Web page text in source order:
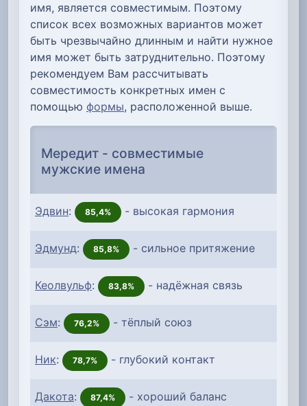
имя, является совместимым. Поэтому
список всех возможных вариантов может
быть чрезвычайно длинным и найти нужное
имя может быть затруднительно. Поэтому
рекомендуем Вам рассчитывать
совместимость конкретных имен с
помощью формы, расположенной выше.
Мередит - совместимые
мужские имена
Эдвин: 85,4% - высокая гармония
Эдмунд: 85,8% - сильное притяжение
Кеолвульф: 83,8% - надёжная связь
Сэм: 76,2% - тёплый союз
Ник: 78,7% - глубокий контакт
Дакота: 87,4% - хороший баланс